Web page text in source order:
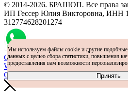
© 2014-2026. БРАШОП. Все права
ИП Гессер Юлия Викторовна, ИНН
312774628201274
Самый простой способ определить
WhatsApp
Определить размер
Мы используем файлы cookie и другие подобные
данных с целью сбора статистики, повышения
предоставления вам возможности
Принять